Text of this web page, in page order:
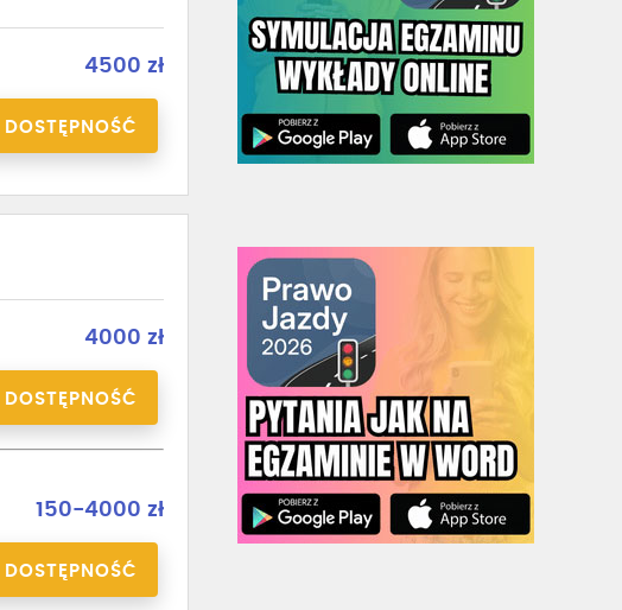
4500 zł
4000 zł
150-4000 zł